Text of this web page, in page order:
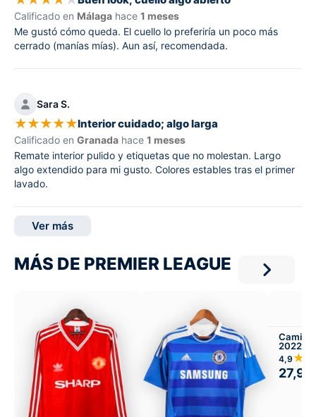
Calificado en Málaga hace 1 meses
Me gustó cómo queda. El cuello lo preferiría un poco más
cerrado (manías mías). Aun así, recomendada.
Sara S.
★★★★★Interior cuidado; algo larga
Calificado en Granada hace 1 meses
Remate interior pulido y etiquetas que no molestan. Largo
algo extendido para mi gusto. Colores estables tras el primer
lavado.
Ver más
MÁS DE PREMIER LEAGUE
2022-
4,9
27,99